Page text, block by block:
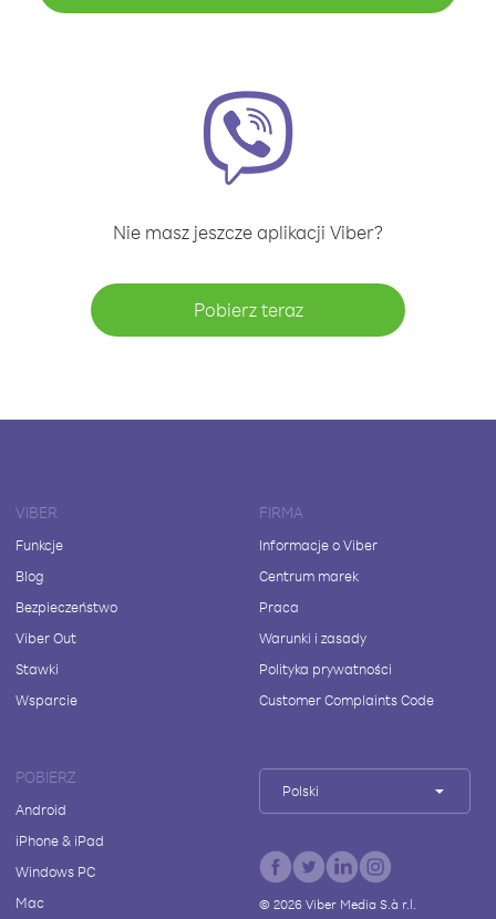
Nie masz jeszcze aplikacji Viber?
Pobierz teraz
VIBER
Funkcje
Blog
Bezpieczeństwo
Viber Out
Stawki
Wsparcie
FIRMA
Informacje o Viber
Centrum marek
Praca
Warunki i zasady
Polityka prywatności
Customer Complaints Code
POBIERZ
Android
iPhone & iPad
Windows PC
Mac
Polski
© 2026Viber Media S.à r.l.